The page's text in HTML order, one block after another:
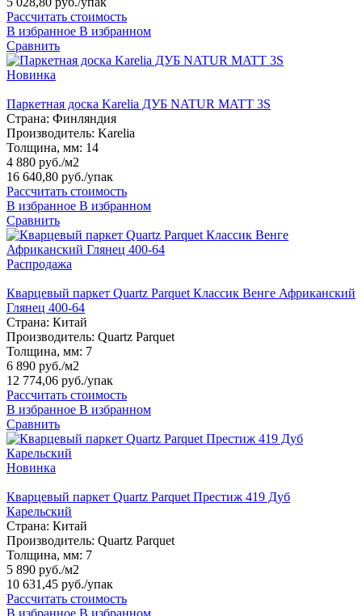
Рассчитать стоимость
В избранное В избранном
Сравнить
Новинка
Паркетная доска Karelia ДУБ NATUR MATT 3S
Страна: Финляндия
Производитель: Karelia
Толщина, мм: 14
4 880 руб./м2
16 640,80 руб./упак
Рассчитать стоимость
В избранное В избранном
Сравнить
Распродажа
Кварцевый паркет Quartz Parquet Классик Венге Африканский
Глянец 400-64
Страна: Китай
Производитель: Quartz Parquet
Толщина, мм: 7
6 890 руб./м2
12 774,06 руб./упак
Рассчитать стоимость
В избранное В избранном
Сравнить
Новинка
Кварцевый паркет Quartz Parquet Престиж 419 Дуб
Карельский
Страна: Китай
Производитель: Quartz Parquet
Толщина, мм: 7
5 890 руб./м2
10 631,45 руб./упак
Рассчитать стоимость
В избранное В избранном